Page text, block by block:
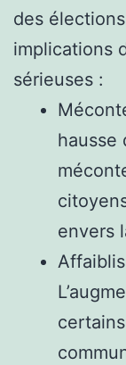
des
implications
sérieuses :
hausse
envers